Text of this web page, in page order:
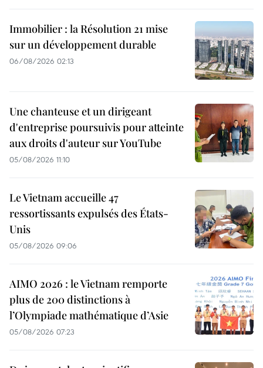
Immobilier : la Résolution 21 mise
sur un développement durable
06/08/2026 02:13
Une chanteuse et un dirigeant
d'entreprise poursuivis pour atteinte
aux droits d'auteur sur YouTube
05/08/2026 11:10
Le Vietnam accueille 47
ressortissants expulsés des États-
Unis
05/08/2026 09:06
AIMO 2026 : le Vietnam remporte
plus de 200 distinctions à
l’Olympiade mathématique d’Asie
05/08/2026 07:23